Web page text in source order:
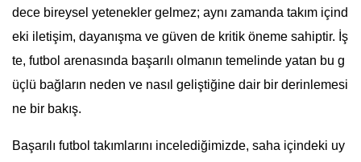
dece bireysel yetenekler gelmez; aynı zamanda takım içind
eki iletişim, dayanışma ve güven de kritik öneme sahiptir. İş
te, futbol arenasında başarılı olmanın temelinde yatan bu g
üçlü bağların neden ve nasıl geliştiğine dair bir derinlemesi
ne bir bakış.
Başarılı futbol takımlarını incelediğimizde, saha içindeki uy